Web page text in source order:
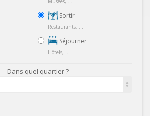
Sortir
Restaurants, ...
Séjourner
Hôtels, ...
Dans quel quartier ?